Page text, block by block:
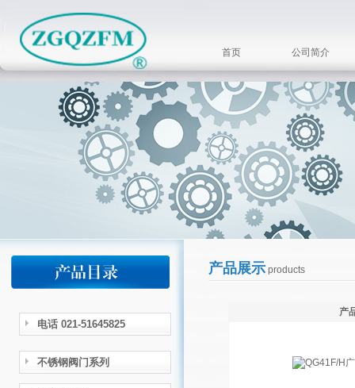
首页 公司简介
电话 021-51645825
不锈钢阀门系列
产品展示products
产